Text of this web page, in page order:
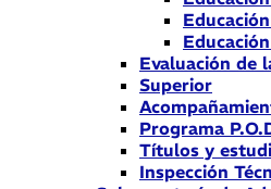
Evaluación de
Superior
Programa
Títulos y
Inspección